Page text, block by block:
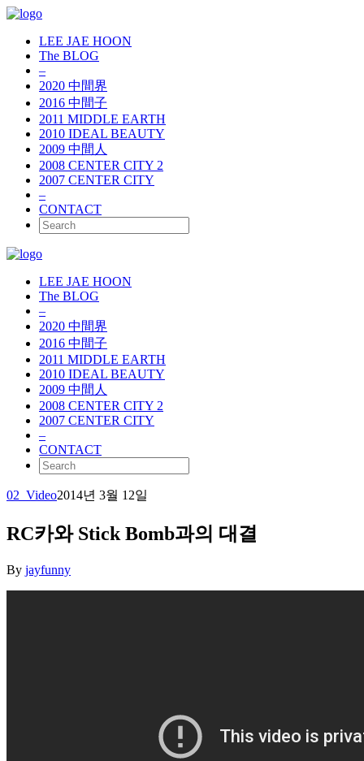
LEE JAE HOON
The BLOG
–
2020 中間界
2016 中間子
2011 MIDDLE EARTH
2010 IDEAL BEAUTY
2009 中間人
2008 CENTER CITY 2
2007 CENTER CITY
–
CONTACT
LEE JAE HOON
The BLOG
–
2020 中間界
2016 中間子
2011 MIDDLE EARTH
2010 IDEAL BEAUTY
2009 中間人
2008 CENTER CITY 2
2007 CENTER CITY
–
CONTACT
02_Video2014년 3월 12일
RC카와 Stick Bomb과의 대결
By jayfunny